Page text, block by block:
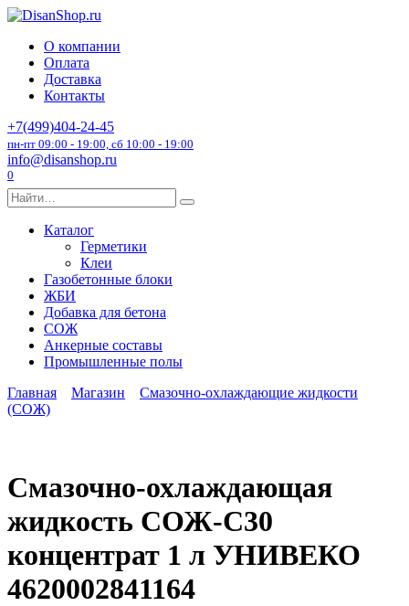
Перейти
содержанию
О компании
Оплата
Доставка
Контакты
+7(499)404-24-45
пн-пт 09:00 - 19:00, сб 10:00 - 19:00
info@disanshop.ru
0
Search
for:
Каталог
Герметики
Клеи
Газобетонные блоки
ЖБИ
Добавка для бетона
СОЖ
Анкерные составы
Промышленные полы
Главная
Магазин
Смазочно-охлаждающие жидкости
(СОЖ)
Смазочно-охлаждающая
жидкость СОЖ-С30
концентрат 1 л УНИВЕКО
4620002841164